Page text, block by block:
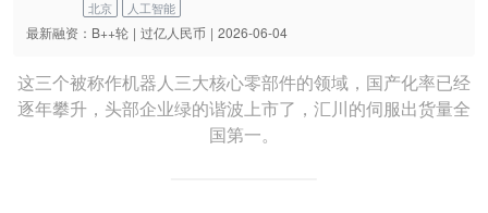
北京 人工智能
最新融资： B++轮 | 过亿人民币 | 2026-06-04
这三个被称作机器人三大核心零部件的领域，国产化率已经
逐年攀升，头部企业绿的谐波上市了，汇川的伺服出货量全
国第一。